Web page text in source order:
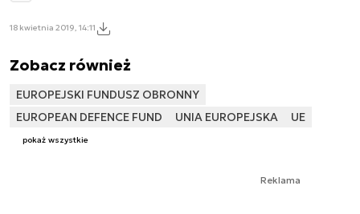
18 kwietnia 2019, 14:11
Zobacz również
EUROPEJSKI FUNDUSZ OBRONNY
EUROPEAN DEFENCE FUND
UNIA EUROPEJSKA UE
pokaż wszystkie
Reklama